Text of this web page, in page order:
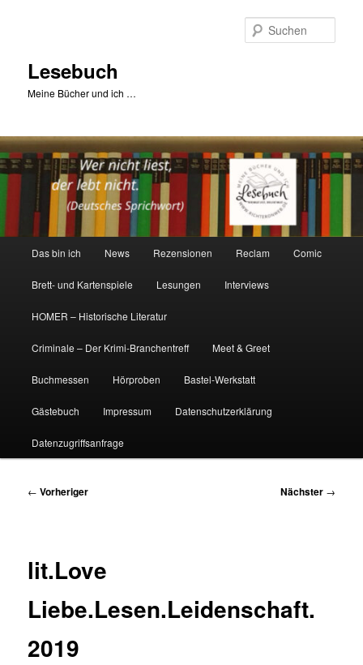
Lesebuch
Meine Bücher und ich …
Das bin ich News Rezensionen Reclam Comic
Brett- und Kartenspiele Lesungen Interviews
HOMER – Historische Literatur
Criminale – Der Krimi-Branchentreff Meet & Greet
Buchmessen Hörproben Bastel-Werkstatt
Gästebuch Impressum Datenschutzerklärung
Datenzugriffsanfrage
Beitragsnavigation
← Vorheriger Nächster →
lit.Love
Liebe.Lesen.Leidenschaft.
2019